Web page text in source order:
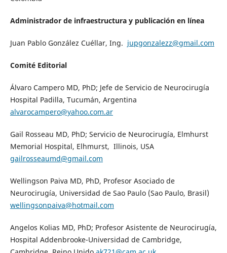
Administrador de infraestructura y publicación en línea
Juan Pablo González Cuéllar, Ing. jupgonzalezz@gmail.com
Comité Editorial
Álvaro Campero MD, PhD; Jefe de Servicio de Neurocirugía
Hospital Padilla, Tucumán, Argentina
alvarocampero@yahoo.com.ar
Gail Rosseau MD, PhD; Servicio de Neurocirugía, Elmhurst
Memorial Hospital, Elhmurst, Illinois, USA
gailrosseaumd@gmail.com
Wellingson Paiva MD, PhD, Profesor Asociado de
Neurocirugía, Universidad de Sao Paulo (Sao Paulo, Brasil)
wellingsonpaiva@hotmail.com
Angelos Kolias MD, PhD; Profesor Asistente de Neurocirugía,
Hospital Addenbrooke-Universidad de Cambridge,